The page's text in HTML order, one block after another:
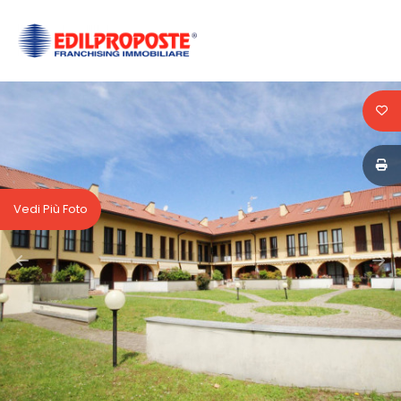
Vedi Più Foto
HOME
AFFILIATI
VENDITA
AFFITTO
ACQUISIZIONE
Codice
Qualsiasi
Vendita
Affitto
Scegli
dove